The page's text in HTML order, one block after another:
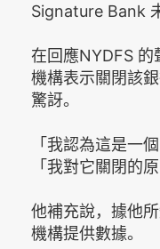
Signature Bank
在回應NYDFS
機構表示關閉該
驚訝。
「我認為這是一
「我對它關閉的
他補充說，據他
機構提供數據。